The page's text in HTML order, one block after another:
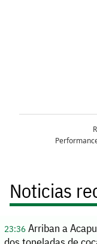
Noticias
23:36Arriban a